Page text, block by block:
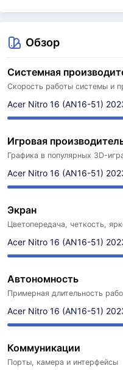
Обзор
Системная
Скорость работы системы и
Acer Nitro 16 (AN16-51)
Игровая
Графика в популярных 3D-
Acer Nitro 16 (AN16-51)
Экран
Цветопередача, четкость,
Acer Nitro 16 (AN16-51)
Автономность
Примерная длительность
Acer Nitro 16 (AN16-51)
Коммуникации
Порты, камера и интерфейсы